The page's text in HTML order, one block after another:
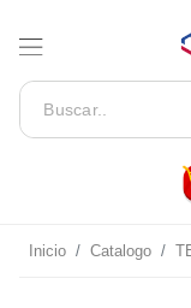
Inicio Catalogo